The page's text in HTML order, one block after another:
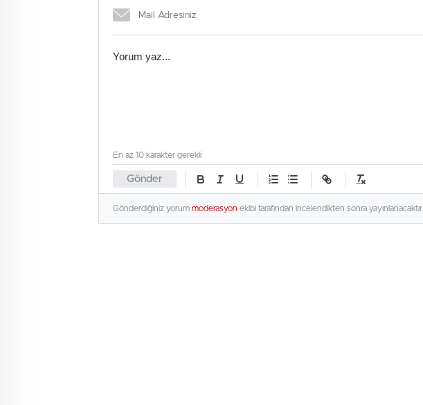
Gönder
En az 10 karakter gerekli
Gönderdiğiniz yorum moderasyon ekibi tarafından incelendikten sonra yayınlanacaktır.